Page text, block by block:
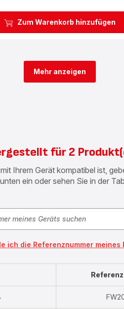
Zum Warenkorb hinzufügen
Mehr anzeigen
für 2
Ihrem Gerät kompatibel ist,
ein oder sehen Sie in der
ich die Referenznummer meines